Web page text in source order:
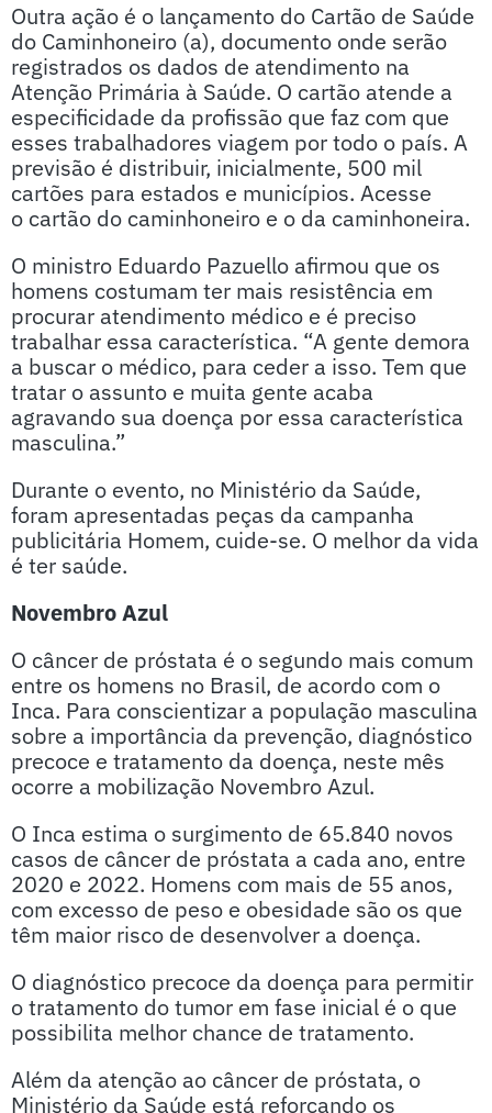
Outra ação é o lançamento do Cartão de Saúde
do Caminhoneiro (a), documento onde serão
registrados os dados de atendimento na
Atenção Primária à Saúde. O cartão atende a
especificidade da profissão que faz com que
esses trabalhadores viagem por todo o país. A
previsão é distribuir, inicialmente, 500 mil
cartões para estados e municípios. Acesse
o cartão do caminhoneiro e o da caminhoneira.
O ministro Eduardo Pazuello afirmou que os
homens costumam ter mais resistência em
procurar atendimento médico e é preciso
trabalhar essa característica. “A gente demora
a buscar o médico, para ceder a isso. Tem que
tratar o assunto e muita gente acaba
agravando sua doença por essa característica
masculina.”
Durante o evento, no Ministério da Saúde,
foram apresentadas peças da campanha
publicitária Homem, cuide-se. O melhor da vida
é ter saúde.
Novembro Azul
O câncer de próstata é o segundo mais comum
entre os homens no Brasil, de acordo com o
Inca. Para conscientizar a população masculina
sobre a importância da prevenção, diagnóstico
precoce e tratamento da doença, neste mês
ocorre a mobilização Novembro Azul.
O Inca estima o surgimento de 65.840 novos
casos de câncer de próstata a cada ano, entre
2020 e 2022. Homens com mais de 55 anos,
com excesso de peso e obesidade são os que
têm maior risco de desenvolver a doença.
O diagnóstico precoce da doença para permitir
o tratamento do tumor em fase inicial é o que
possibilita melhor chance de tratamento.
Além da atenção ao câncer de próstata, o
Ministério da Saúde está reforçando os